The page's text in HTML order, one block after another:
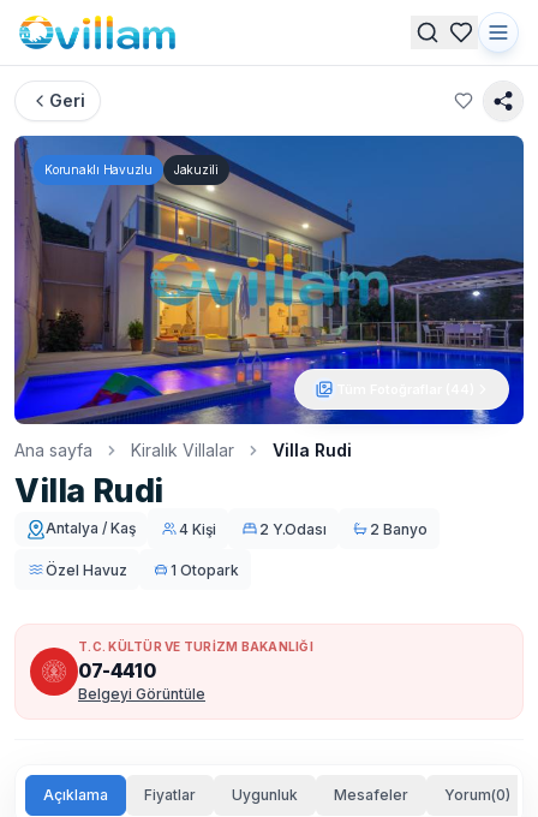
Geri
Korunaklı Havuzlu Jakuzili
Ana sayfa Kiralık Villalar Villa Rudi
Villa Rudi
Antalya / Kaş 4 Kişi 2 Y.Odası 2 Banyo
Özel Havuz 1 Otopark
T.C. KÜLTÜR VE TURİZM BAKANLIĞI
07-4410
Belgeyi Görüntüle
Açıklama Fiyatlar Uygunluk Mesafeler Yorum(0)